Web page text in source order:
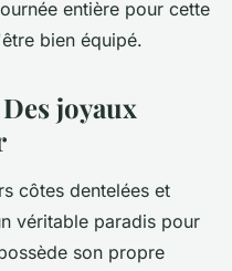
entière pour cette
bien équipé.
joyaux
côtes dentelées et
véritable paradis pour
son propre